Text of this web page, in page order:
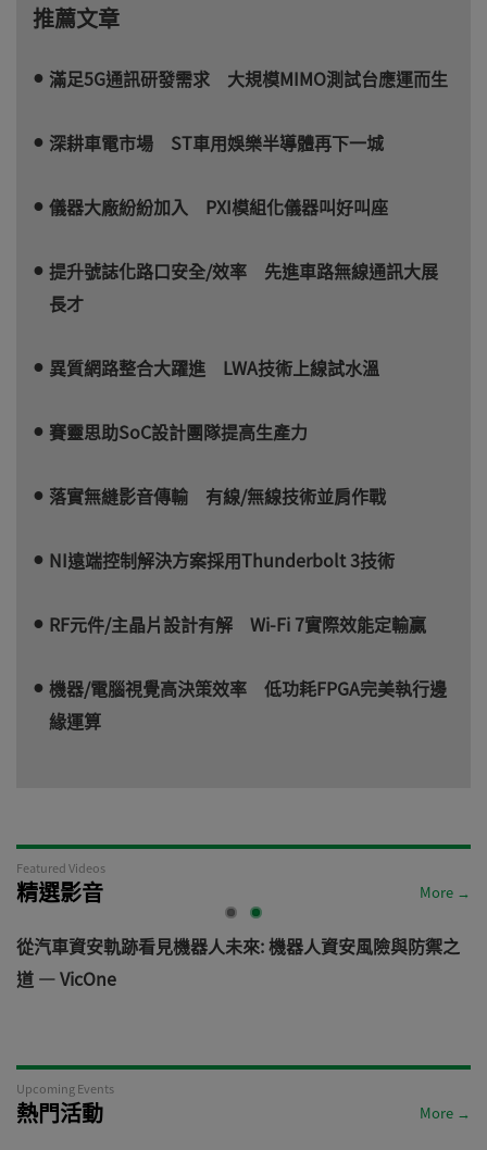
推薦文章
滿足5G通訊研發需求 大規模MIMO測試台應運而生
深耕車電市場 ST車用娛樂半導體再下一城
儀器大廠紛紛加入 PXI模組化儀器叫好叫座
提升號誌化路口安全/效率 先進車路無線通訊大展
長才
異質網路整合大躍進 LWA技術上線試水溫
賽靈思助SoC設計團隊提高生產力
落實無縫影音傳輸 有線/無線技術並肩作戰
NI遠端控制解決方案採用Thunderbolt 3技術
RF元件/主晶片設計有解 Wi-Fi 7實際效能定輸贏
機器/電腦視覺高決策效率 低功耗FPGA完美執行邊
緣運算
Featured Videos
精選影音 More →
從汽車資安軌跡看見機器人未來: 機器人資安風險與防禦之
道 — VicOne
Upcoming Events
熱門活動 More →